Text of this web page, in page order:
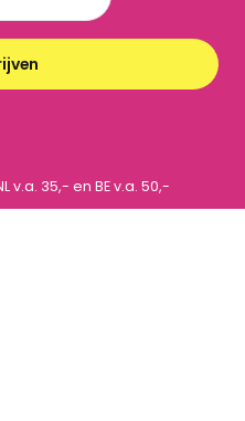
v.a. 35,- en BE v.a. 50,-